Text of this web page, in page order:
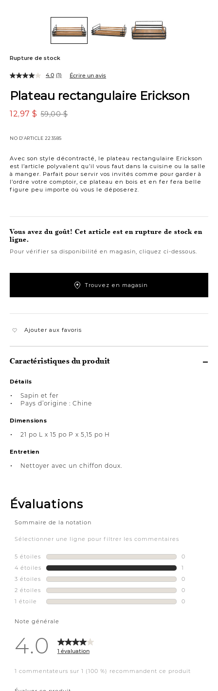
Rupture de stock
Plateau rectangulaire Erickson
59,00 $
12,97 $
NO D’ARTICLE 223585
Avec son style décontracté, le plateau rectangulaire Erickson
est l’article polyvalent qu’il vous faut dans la cuisine ou la salle
à manger. Parfait pour servir vos invités comme pour garder à
l’ordre votre comptoir, ce plateau en bois et en fer fera belle
figure peu importe où vous le déposerez.
4.0 (1) Écrire un avis
Vous avez du goût! Cet article est en rupture de stock en
ligne.
Pour vérifier sa disponibilité en magasin, cliquez ci-dessous.
Trouvez en magasin
Ajouter aux favoris
Caractéristiques du produit
Détails
Sapin et fer
Pays d’origine : Chine
Dimensions
21 po L x 15 po P x 5,15 po H
Entretien
Nettoyer avec un chiffon doux.